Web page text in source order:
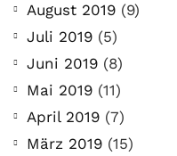
August 2019 (9)
Juli 2019 (5)
Juni 2019 (8)
Mai 2019 (11)
April 2019 (7)
März 2019 (15)